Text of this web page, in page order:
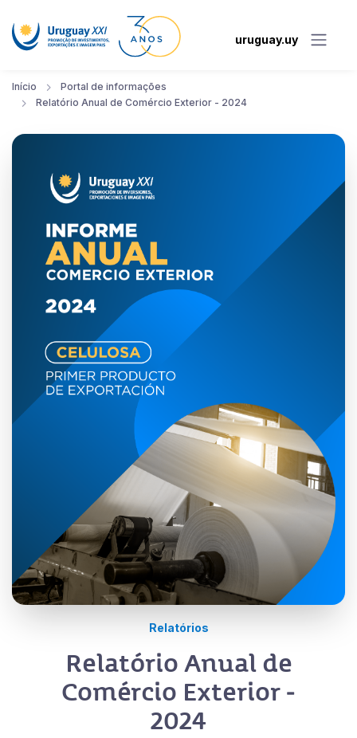
uruguay.uy
Início
Portal de informações
Relatório Anual de Comércio Exterior - 2024
Relatórios
Relatório Anual de
Comércio Exterior -
2024